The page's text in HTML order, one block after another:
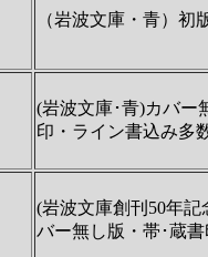
（岩波文庫・青）初
(岩波文庫･青)カバー
印・ライン書込み多
(岩波文庫創刊50年記
バー無し版・帯･蔵書